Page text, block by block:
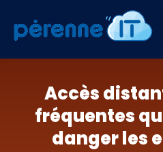
Accès
fréquentes
danger les